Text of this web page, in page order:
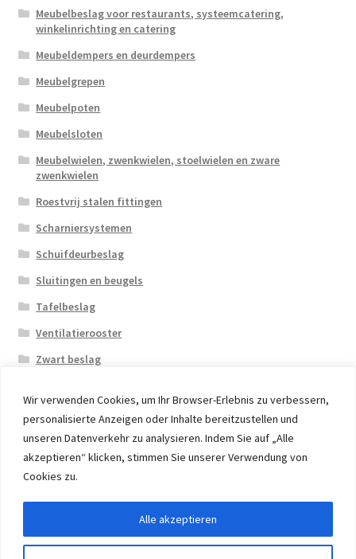
Wir verwenden Cookies, um Ihr Browser-Erlebnis zu verbessern,
personalisierte Anzeigen oder Inhalte bereitzustellen und
unseren Datenverkehr zu analysieren. Indem Sie auf „Alle
akzeptieren“ klicken, stimmen Sie unserer Verwendung von
Cookies zu.
Alle akzeptieren
Meubelbeslag voor restaurants, systeemcatering,
winkelinrichting en catering
Meubeldempers en deurdempers
Meubelgrepen
Meubelpoten
Meubelsloten
Meubelwielen, zwenkwielen, stoelwielen en zware
zwenkwielen
Roestvrij stalen fittingen
Scharniersystemen
Schuifdeurbeslag
Sluitingen en beugels
Tafelbeslag
Ventilatierooster
Zwart beslag
© 2026 Eruon Trade UG, Germany, member of the ERUON